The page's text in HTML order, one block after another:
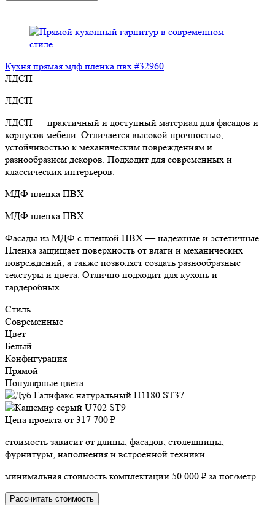
Кухня прямая мдф пленка пвх #32960
ЛДСП
ЛДСП
ЛДСП — практичный и доступный материал для фасадов и
корпусов мебели. Отличается высокой прочностью,
устойчивостью к механическим повреждениям и
разнообразием декоров. Подходит для современных и
классических интерьеров.
МДФ пленка ПВХ
МДФ пленка ПВХ
Фасады из МДФ с пленкой ПВХ — надежные и эстетичные.
Пленка защищает поверхность от влаги и механических
повреждений, а также позволяет создать разнообразные
текстуры и цвета. Отлично подходит для кухонь и
гардеробных.
Стиль
Современные
Цвет
Белый
Конфигурация
Прямой
Популярные цвета
Цена проекта от 317 700 ₽
стоимость зависит от длины, фасадов, столешницы,
фурнитуры, наполнения и встроенной техники
минимальная стоимость комплектации 50 000 ₽ за пог/метр
Рассчитать стоимость